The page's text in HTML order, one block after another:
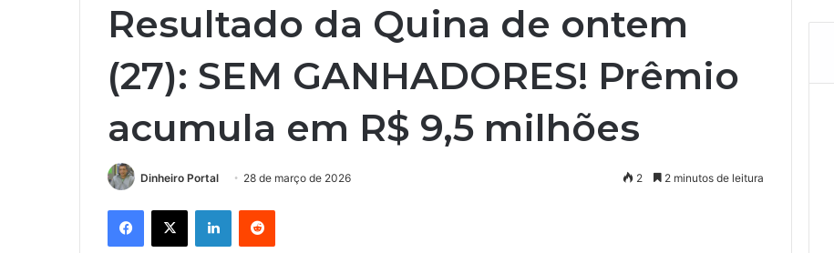
Resultado da Quina de ontem
(27): SEM GANHADORES! Prêmio
acumula em R$ 9,5 milhões
Dinheiro Portal 28 de março de 2026 2 2 minutos de leitura
Facebook
X LinkedinReddit